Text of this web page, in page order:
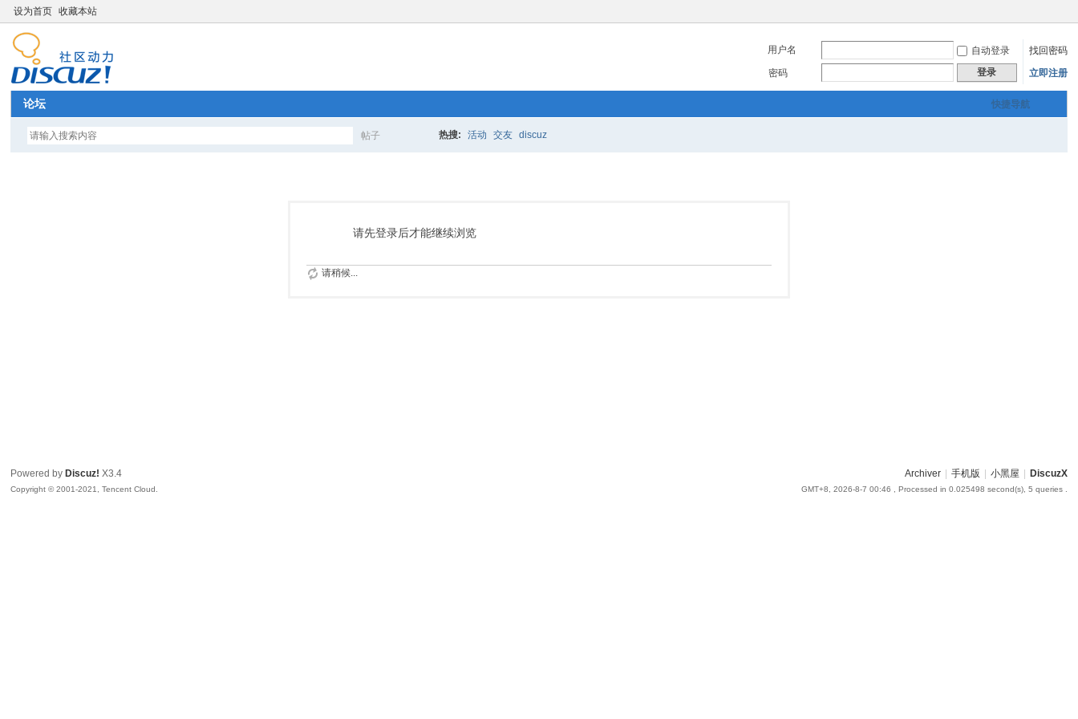
设为首页 收藏本站
用户名 自动登录
找回密码
密码
登录 立即注册
快捷导航
论坛
帖子
索
热搜: 活动 交友 discuz
请先登录后才能继续浏览
请稍候...
Archiver 手机版 小黑屋 DiscuzX
GMT+8, 2026-8-7 00:46 , Processed in 0.025498 second(s), 5 queries .
Powered by Discuz! X3.4
Copyright © 2001-2021, Tencent Cloud.